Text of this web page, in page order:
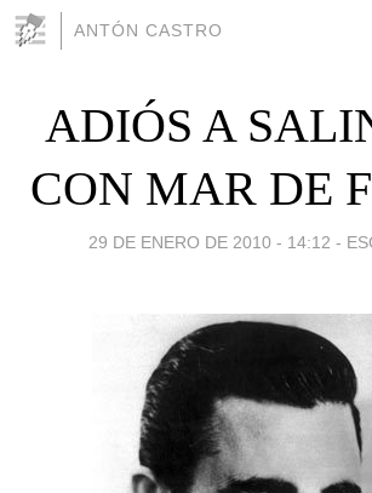
ANTÓN CASTRO
ADIÓS A
CON MAR DE
29 DE ENERO DE 2010 - 14:12 -